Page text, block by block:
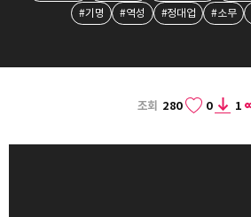
#기명
#역성 #정대업 #소무
조회 280 0 1